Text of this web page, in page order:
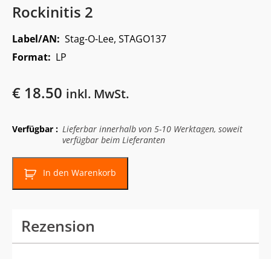
Rockinitis 2
Label/AN: Stag-O-Lee, STAGO137
Format: LP
€ 18.50 inkl. MwSt.
Verfügbar : Lieferbar innerhalb von 5-10 Werktagen, soweit
verfügbar beim Lieferanten
In den Warenkorb
Rezension